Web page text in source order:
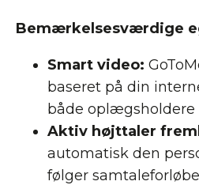
Bemærkelsesværdige
Smart video:
baseret på din
både oplægsholdere
Aktiv højttaler
automatisk den
følger